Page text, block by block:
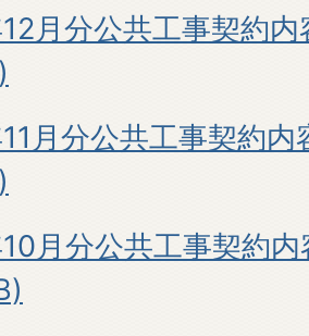
月分公共工事契約
月分公共工事契約
月分公共工事契約